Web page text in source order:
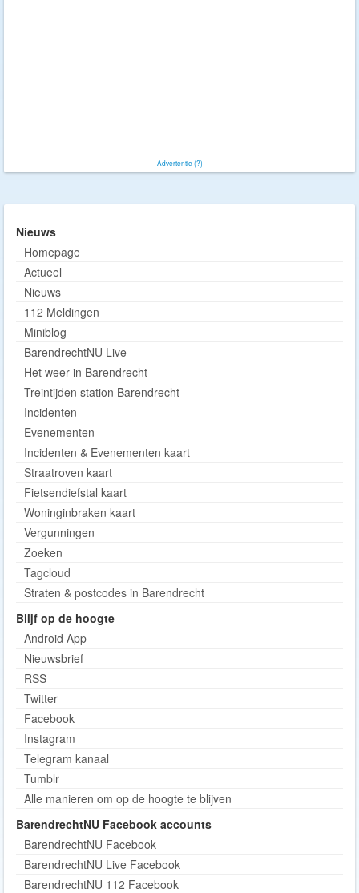
-Advertentie (?)-
Nieuws
Homepage
Actueel
Nieuws
112 Meldingen
Miniblog
BarendrechtNU Live
Het weer in Barendrecht
Treintijden station Barendrecht
Incidenten
Evenementen
Incidenten & Evenementen kaart
Straatroven kaart
Fietsendiefstal kaart
Woninginbraken kaart
Vergunningen
Zoeken
Tagcloud
Straten & postcodes in Barendrecht
Blijf op de hoogte
Android App
Nieuwsbrief
RSS
Twitter
Facebook
Instagram
Telegram kanaal
Tumblr
Alle manieren om op de hoogte te blijven
BarendrechtNU Facebook accounts
BarendrechtNU Facebook
BarendrechtNU Live Facebook
BarendrechtNU 112 Facebook